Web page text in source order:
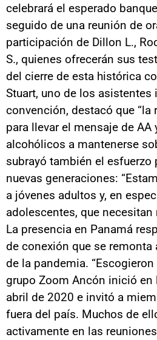
celebrará el esperado
seguido de una reunión de
participación de Dillon L.,
S., quienes ofrecerán sus
del cierre de esta histórica
Stuart, uno de los asistentes
convención, destacó que “la
para llevar el mensaje de AA
alcohólicos a mantenerse
subrayó también el esfuerzo
nuevas generaciones:
a jóvenes adultos y, en
adolescentes, que necesitan
La presencia en Panamá
de conexión que se
de la pandemia.
grupo Zoom Ancón inició
abril de 2020 e invitó a
fuera del país. Muchos de
activamente en las